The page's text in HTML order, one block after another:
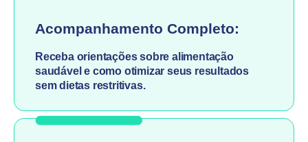
Acompanhamento Completo:
Receba orientações sobre alimentação
saudável e como otimizar seus resultados
sem dietas restritivas.